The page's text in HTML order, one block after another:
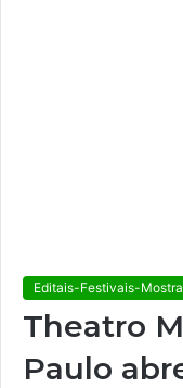
Editais-Festivais-
Theatro
Paulo